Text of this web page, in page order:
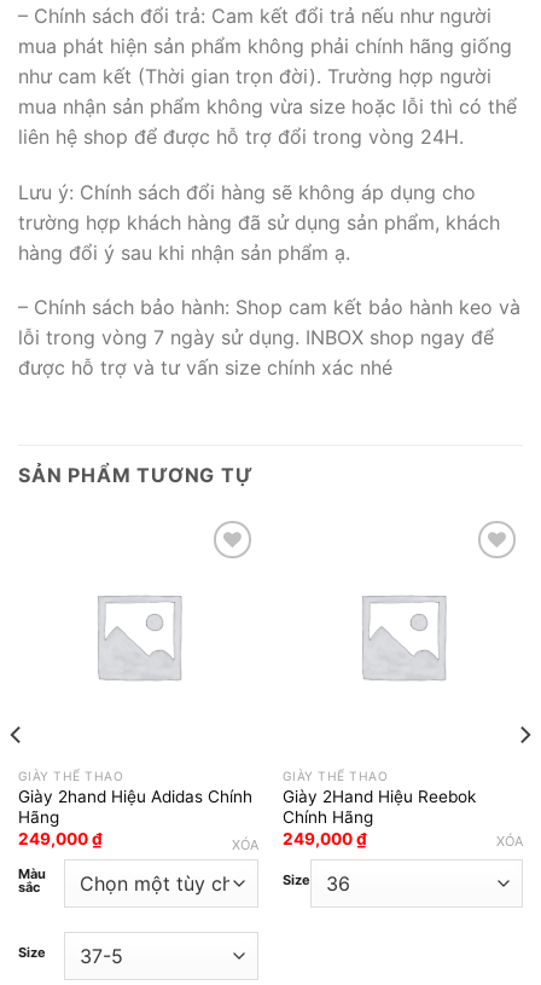
– Chính sách đổi trả: Cam kết đổi trả nếu như người
mua phát hiện sản phẩm không phải chính hãng giống
như cam kết (Thời gian trọn đời). Trường hợp người
mua nhận sản phẩm không vừa size hoặc lỗi thì có thể
liên hệ shop để được hỗ trợ đổi trong vòng 24H.
Lưu ý: Chính sách đổi hàng sẽ không áp dụng cho
trường hợp khách hàng đã sử dụng sản phẩm, khách
hàng đổi ý sau khi nhận sản phẩm ạ.
– Chính sách bảo hành: Shop cam kết bảo hành keo và
lỗi trong vòng 7 ngày sử dụng. INBOX shop ngay để
được hỗ trợ và tư vấn size chính xác nhé
SẢN PHẨM TƯƠNG TỰ
Add to wishlist
GIÀY THỂ THAO
Giày 2hand Hiệu Adidas Chính
Hãng
249,000₫
Màu
sắc
Size
XÓA
Add to wishlist
GIÀY THỂ THAO
Giày 2Hand Hiệu Reebok
Chính Hãng
249,000₫
Size
XÓA